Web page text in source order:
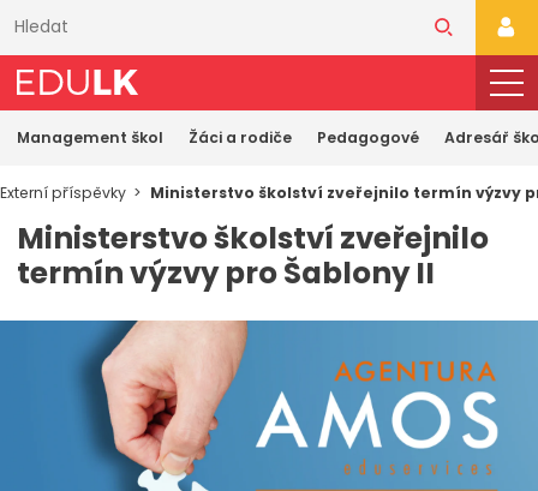
obsahu
Management škol Žáci a rodiče Pedagogové Adresář
Externí příspěvky Ministerstvo školství zveřejnilo termín výzvy
Ministerstvo školství zveřejnilo
termín výzvy pro Šablony II